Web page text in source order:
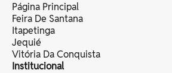
Página Principal
Feira De Santana
Itapetinga
Jequié
Vitória Da Conquista
Institucional